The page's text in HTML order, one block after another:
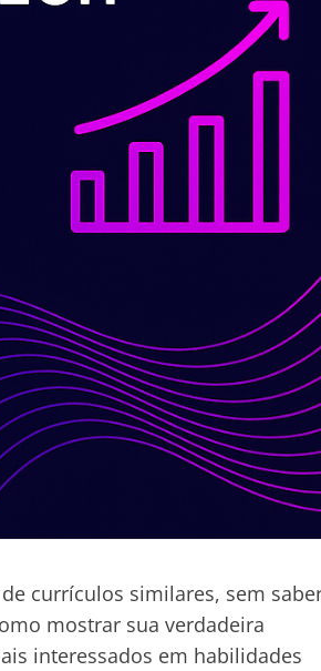
currículos similares, sem
mostrar sua verdadeira
interessados em habilidades